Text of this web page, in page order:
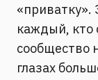
«приватку».
каждый, кто
сообщество
глазах